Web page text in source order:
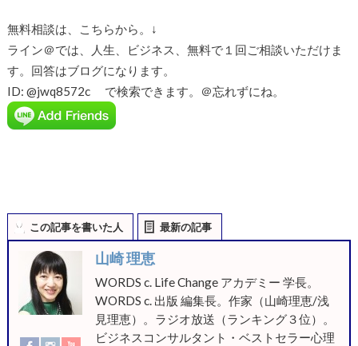
無料相談は、こちらから。↓
ライン＠では、人生、ビジネス、無料で１回ご相談いただけま
す。回答はブログになります。
ID: @jwq8572c で検索できます。＠忘れずにね。
この記事を書いた人 最新の記事
山崎 理恵
WORDS c. Life Change アカデミー 学長。
WORDS c. 出版 編集長。作家（山崎理恵/浅
見理恵）。ラジオ放送（ランキング３位）。
ビジネスコンサルタント・ベストセラー心理